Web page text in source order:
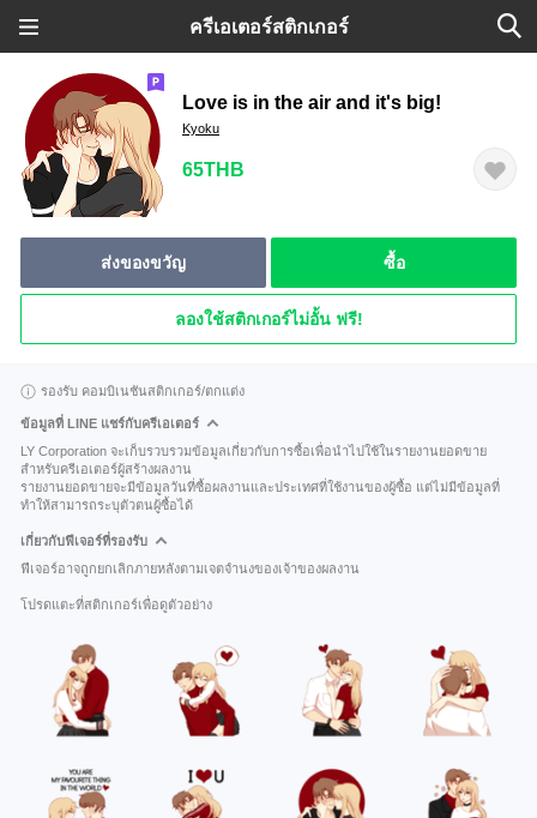
ครีเอเตอร์สติกเกอร์
Love is in the air and it's big!
Kyoku
65THB
ส่งของขวัญ ซื้อ
ลองใช้สติกเกอร์ไม่อั้น ฟรี!
รองรับ คอมบิเนชันสติกเกอร์/ตกแต่ง
ข้อมูลที่ LINE แชร์กับครีเอเตอร์
LY Corporation จะเก็บรวบรวมข้อมูลเกี่ยวกับการซื้อเพื่อนำไปใช้ในรายงานยอดขาย
สำหรับครีเอเตอร์ผู้สร้างผลงาน
รายงานยอดขายจะมีข้อมูลวันที่ซื้อผลงานและประเทศที่ใช้งานของผู้ซื้อ แต่ไม่มีข้อมูลที่
ทำให้สามารถระบุตัวตนผู้ซื้อได้
เกี่ยวกับฟีเจอร์ที่รองรับ
ฟีเจอร์อาจถูกยกเลิกภายหลังตามเจตจำนงของเจ้าของผลงาน
โปรดแตะที่สติกเกอร์เพื่อดูตัวอย่าง